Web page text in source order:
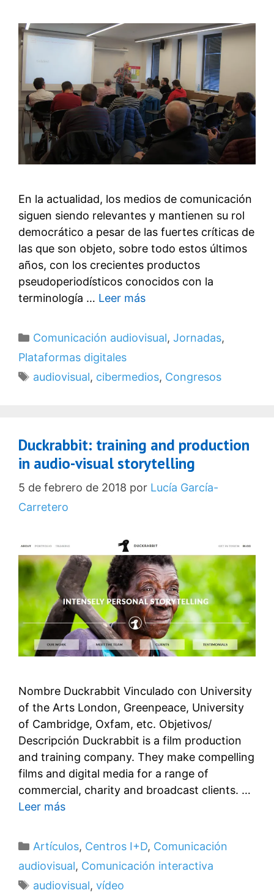
En la actualidad, los medios de comunicación
siguen siendo relevantes y mantienen su rol
democrático a pesar de las fuertes críticas de
las que son objeto, sobre todo estos últimos
años, con los crecientes productos
pseudoperiodísticos conocidos con la
terminología … Leer más
Categorías
Comunicación audiovisual, Jornadas,
Plataformas digitales
Etiquetas
audiovisual, cibermedios, Congresos
Duckrabbit: training and production
in audio-visual storytelling
5 de febrero de 2018 por Lucía García-
Carretero
Nombre Duckrabbit Vinculado con University
of the Arts London, Greenpeace, University
of Cambridge, Oxfam, etc. Objetivos/
Descripción Duckrabbit is a film production
and training company. They make compelling
films and digital media for a range of
commercial, charity and broadcast clients. …
Leer más
Categorías
Artículos, Centros I+D, Comunicación
audiovisual, Comunicación interactiva
Etiquetas
audiovisual, vídeo